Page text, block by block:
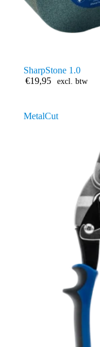
SharpStone 1.0
€19,95
excl. btw
MetalCut